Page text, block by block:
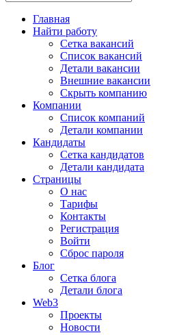
Главная
Найти работу
Сетка вакансий
Список вакансий
Детали вакансии
Внешние вакансии
Скрыть компанию
Компании
Список компаний
Детали компании
Кандидаты
Сетка кандидатов
Детали кандидата
Страницы
О нас
Тарифы
Контакты
Регистрация
Войти
Сброс пароля
Блог
Сетка блога
Детали блога
Web3
Проекты
Новости